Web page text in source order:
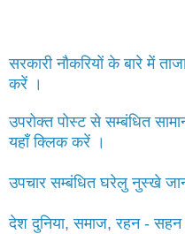
सरकारी नौकरियों के बारे में
करें ।
उपरोक्त पोस्ट से सम्बंधित
यहाँ क्लिक करें ।
उपचार सम्बंधित घरेलु नुस्खे
देश दुनिया, समाज, रहन -